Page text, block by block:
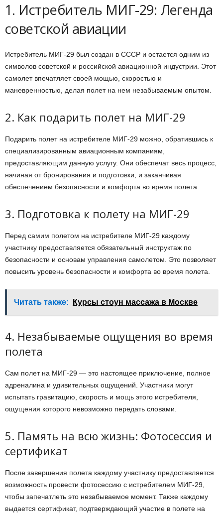
1. Истребитель МИГ-29: Легенда
советской авиации
Истребитель МИГ-29 был создан в СССР и остается одним из
символов советской и российской авиационной индустрии. Этот
самолет впечатляет своей мощью, скоростью и
маневренностью, делая полет на нем незабываемым опытом.
2. Как подарить полет на МИГ-29
Подарить полет на истребителе МИГ-29 можно, обратившись к
специализированным авиационным компаниям,
предоставляющим данную услугу. Они обеспечат весь процесс,
начиная от бронирования и подготовки, и заканчивая
обеспечением безопасности и комфорта во время полета.
3. Подготовка к полету на МИГ-29
Перед самим полетом на истребителе МИГ-29 каждому
участнику предоставляется обязательный инструктаж по
безопасности и основам управления самолетом. Это позволяет
повысить уровень безопасности и комфорта во время полета.
Читать также: Курсы стоун массажа в Москве
4. Незабываемые ощущения во время
полета
Сам полет на МИГ-29 — это настоящее приключение, полное
адреналина и удивительных ощущений. Участники могут
испытать гравитацию, скорость и мощь этого истребителя,
ощущения которого невозможно передать словами.
5. Память на всю жизнь: Фотосессия и
сертификат
После завершения полета каждому участнику предоставляется
возможность провести фотосессию с истребителем МИГ-29,
чтобы запечатлеть это незабываемое момент. Также каждому
выдается сертификат, подтверждающий участие в полете на